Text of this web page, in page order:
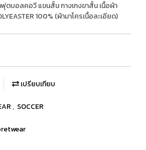
ตบอลคอวี แขนสั้น กางเกงขาสั้น เนื้อผ้า
100% (ผ้ามาโครเนื้อละเอียด)
เปรียบเทียบ
, SOCCER